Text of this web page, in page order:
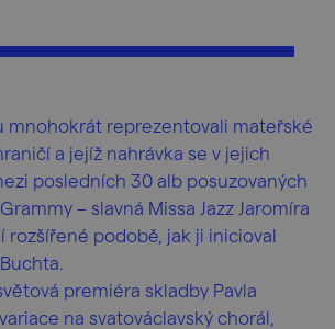
mnohokrát reprezentovali mateřské
a jejíž nahrávka se v jejich
posledních 30 alb posuzovaných
– slavná Missa Jazz Jaromíra
rozšířené podobě, jak ji inicioval
premiéra skladby Pavla
na svatováclavský chorál,